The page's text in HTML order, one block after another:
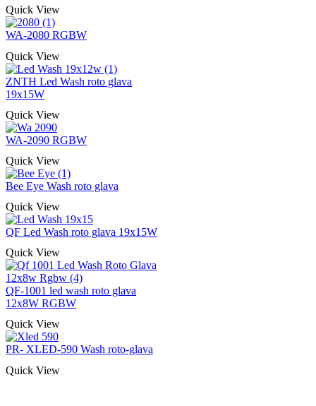
Quick View
WA-2080 RGBW
Quick View
ZNTH Led Wash roto glava
19x15W
Quick View
WA-2090 RGBW
Quick View
Bee Eye Wash roto glava
Quick View
QF Led Wash roto glava 19x15W
Quick View
QF-1001 led wash roto glava
12x8W RGBW
Quick View
PR- XLED-590 Wash roto-glava
Quick View